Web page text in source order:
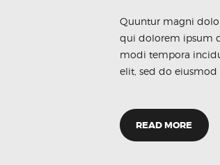
Quuntur magni
qui dolorem ipsum
modi tempora
elit, sed do
READ MORE